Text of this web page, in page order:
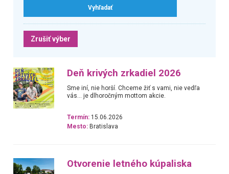
Zrušiť výber
Deň krivých zrkadiel 2026
Sme iní, nie horší. Chceme žiť s vami, nie vedľa
vás... je dlhoročným mottom akcie.
Termín: 15.06.2026
Mesto: Bratislava
Otvorenie letného kúpaliska